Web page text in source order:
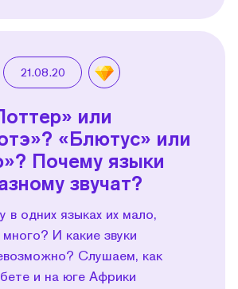
21.08.20
или
«Блютус» или
Почему языки
звучат?
в одних языках их мало,
И какие звуки
Слушаем, как
и на юге Африки